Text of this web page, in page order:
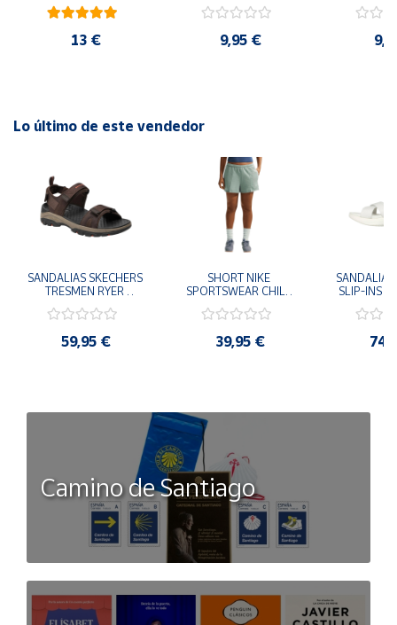
13 € 9,95 €
Lo último de este vendedor
SANDALIAS SKECHERS
TRESMEN RYER
205112-CHOC
COMODAS
59,95 €
SHORT NIKE
SPORTSWEAR CHILL
006 PANTALONES
39,95 €
SANDALIAS
SLIP-INS
Camino de Santiago